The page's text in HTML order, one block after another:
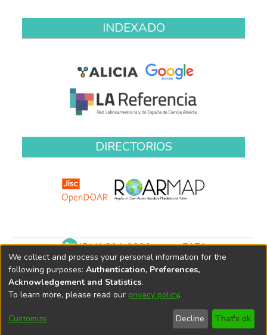
INDEXADO
DIRECTORIOS
(511) 204-9900 anexo 7171
biblioteca@oefa.gob.pe
We collect and process your personal information for the
following purposes: Authentication, Preferences,
Acknowledgement and Statistics.
To learn more, please read our privacy policy.
Customize Decline That's ok